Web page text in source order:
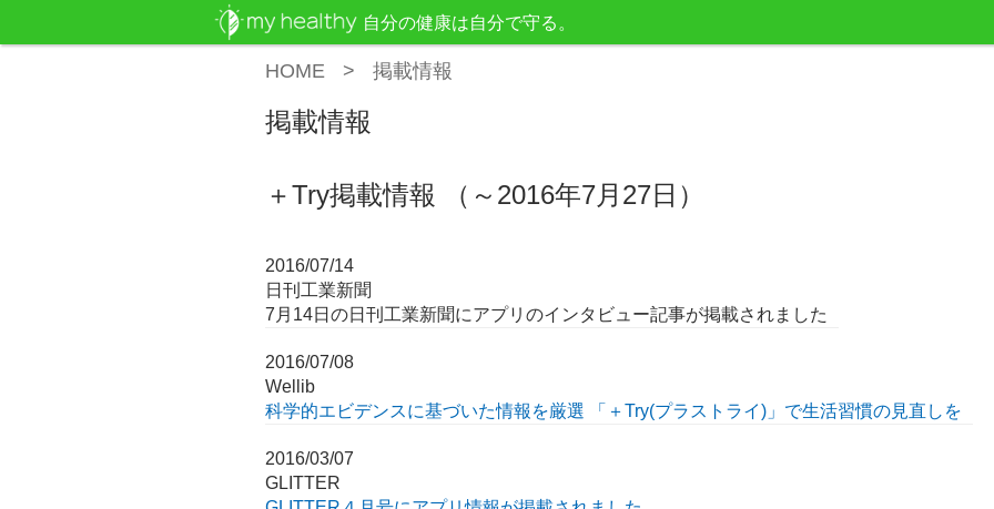
HOME 掲載情報
掲載情報
＋Try掲載情報 （～2016年7月27日）
2016/07/14
日刊工業新聞
7月14日の日刊工業新聞にアプリのインタビュー記事が掲載されました
2016/07/08
Wellib
科学的エビデンスに基づいた情報を厳選 「＋Try(プラストライ)」で生活習慣の見直しを
2016/03/07
GLITTER
自分の健康は自分で守る。